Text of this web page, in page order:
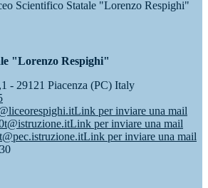
Scientifico Statale "Lorenzo Respighi"
"Lorenzo Respighi"
- 29121 Piacenza (PC) Italy
Link per inviare una mail
Link per inviare una mail
Link per inviare una mail